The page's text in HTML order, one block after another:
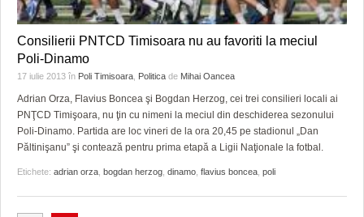
Consilierii PNTCD Timisoara nu au favoriti la meciul
Poli-Dinamo
17 iulie 2013 în Poli Timisoara Politica de Mihai Oancea
Adrian Orza, Flavius Boncea şi Bogdan Herzog, cei trei consilieri locali ai
PNŢCD Timişoara, nu ţin cu nimeni la meciul din deschiderea sezonului
Poli-Dinamo. Partida are loc vineri de la ora 20,45 pe stadionul „Dan
Păltinişanu” şi contează pentru prima etapă a Ligii Naţionale la fotbal.
Etichete: adrian orza bogdan herzog dinamo flavius boncea poli